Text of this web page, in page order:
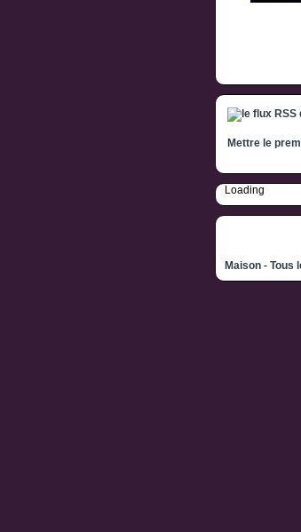
Mettre le
Loading
Maison - Tous